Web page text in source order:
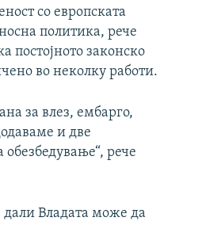
со европската
политика, рече
постојното законско
во неколку работи.
за влез, ембарго,
и две
рече
Владата може да